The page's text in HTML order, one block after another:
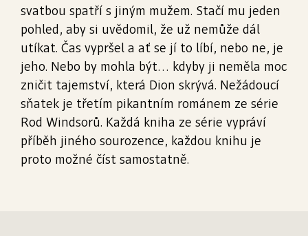
svatbou spatří s jiným mužem. Stačí mu jeden
pohled, aby si uvědomil, že už nemůže dál
utíkat. Čas vypršel a ať se jí to líbí, nebo ne, je
jeho. Nebo by mohla být… kdyby ji neměla moc
zničit tajemství, která Dion skrývá. Nežádoucí
sňatek je třetím pikantním románem ze série
Rod Windsorů. Každá kniha ze série vypráví
příběh jiného sourozence, každou knihu je
proto možné číst samostatně.